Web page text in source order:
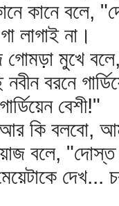
কানে
লাগাই না।
গোমড়া মুখে
নবীন বরনে
বেশী!"
কি বলবো,
বলে, "দোস্ত
দেখ...